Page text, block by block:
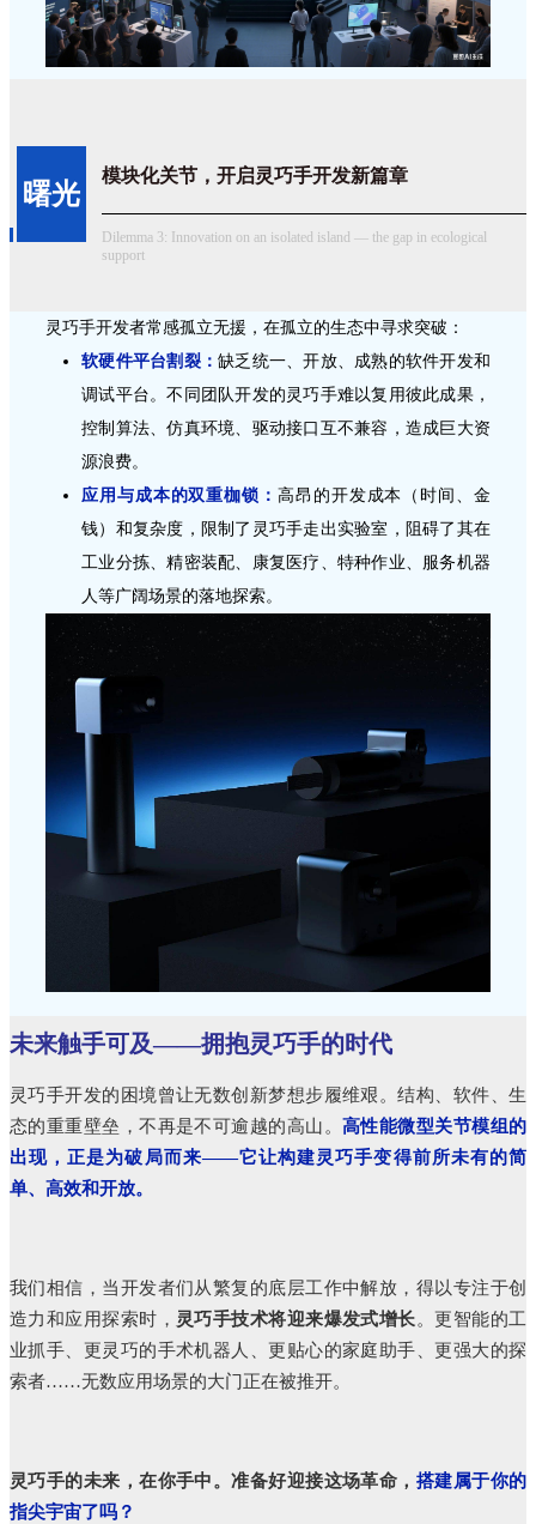
曙光
模块化关节，开启灵巧手开发新篇章
Dilemma 3: Innovation on an isolated island — the gap in ecological
support
灵巧手开发者常感孤立无援，在孤立的生态中寻求突破：
软硬件平台割裂：缺乏统一、开放、成熟的软件开发和
调试平台。不同团队开发的灵巧手难以复用彼此成果，
控制算法、仿真环境、驱动接口互不兼容，造成巨大资
源浪费。
应用与成本的双重枷锁： 高昂的开发成本（时间、金
钱）和复杂度，限制了灵巧手走出实验室，阻碍了其在
工业分拣、精密装配、康复医疗、特种作业、服务机器
人等广阔场景的落地探索。
未来触手可及——拥抱灵巧手的时代
灵巧手开发的困境曾让无数创新梦想步履维艰。结构、软件、生
态的重重壁垒，不再是不可逾越的高山。 高性能微型关节模组的
出现，正是为破局而来——它让构建灵巧手变得前所未有的简
单、高效和开放。
我们相信，当开发者们从繁复的底层工作中解放，得以专注于创
造力和应用探索时， 灵巧手技术将迎来爆发式增长。更智能的工
业抓手、更灵巧的手术机器人、更贴心的家庭助手、更强大的探
索者……无数应用场景的大门正在被推开。
灵巧手的未来，在你手中。准备好迎接这场革命， 搭建属于你的
指尖宇宙了吗？